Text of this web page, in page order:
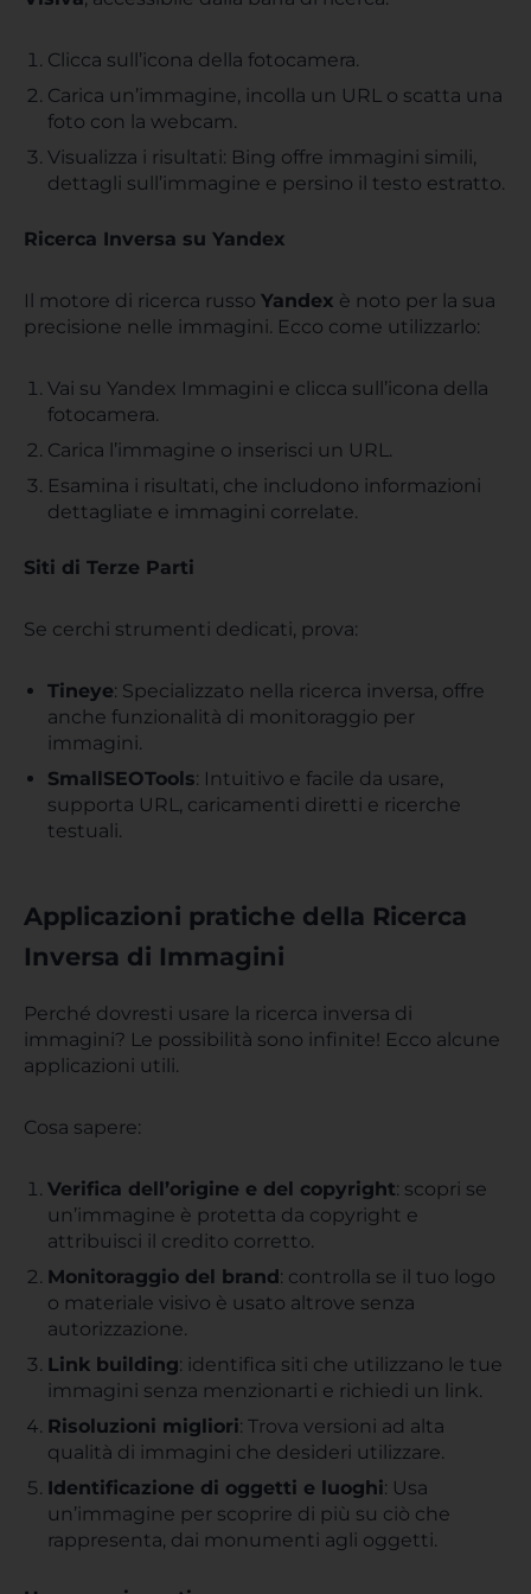
Clicca sull’icona della fotocamera.
Carica un’immagine, incolla un URL o scatta una
foto con la webcam.
Visualizza i risultati: Bing offre immagini simili,
dettagli sull’immagine e persino il testo estratto.
Ricerca Inversa su Yandex
Il motore di ricerca russo Yandex è noto per la sua
precisione nelle immagini. Ecco come utilizzarlo:
Vai su Yandex Immagini e clicca sull’icona della
fotocamera.
Carica l’immagine o inserisci un URL.
Esamina i risultati, che includono informazioni
dettagliate e immagini correlate.
Siti di Terze Parti
Se cerchi strumenti dedicati, prova:
Tineye: Specializzato nella ricerca inversa, offre
anche funzionalità di monitoraggio per
immagini.
SmallSEOTools: Intuitivo e facile da usare,
supporta URL, caricamenti diretti e ricerche
testuali.
Applicazioni pratiche della Ricerca
Inversa di Immagini
Perché dovresti usare la ricerca inversa di
immagini? Le possibilità sono infinite! Ecco alcune
applicazioni utili.
Cosa sapere:
Verifica dell’origine e del copyright: scopri se
un’immagine è protetta da copyright e
attribuisci il credito corretto.
Monitoraggio del brand: controlla se il tuo logo
o materiale visivo è usato altrove senza
autorizzazione.
Link building: identifica siti che utilizzano le tue
immagini senza menzionarti e richiedi un link.
Risoluzioni migliori: Trova versioni ad alta
qualità di immagini che desideri utilizzare.
Identificazione di oggetti e luoghi: Usa
un’immagine per scoprire di più su ciò che
rappresenta, dai monumenti agli oggetti.